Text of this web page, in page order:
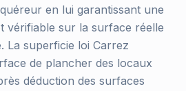
en lui garantissant une
vérifiable sur la surface réelle
La superficie loi Carrez
de plancher des locaux
déduction des surfaces